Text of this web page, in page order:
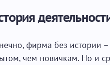
фирма без истории
чем новичкам. Но и